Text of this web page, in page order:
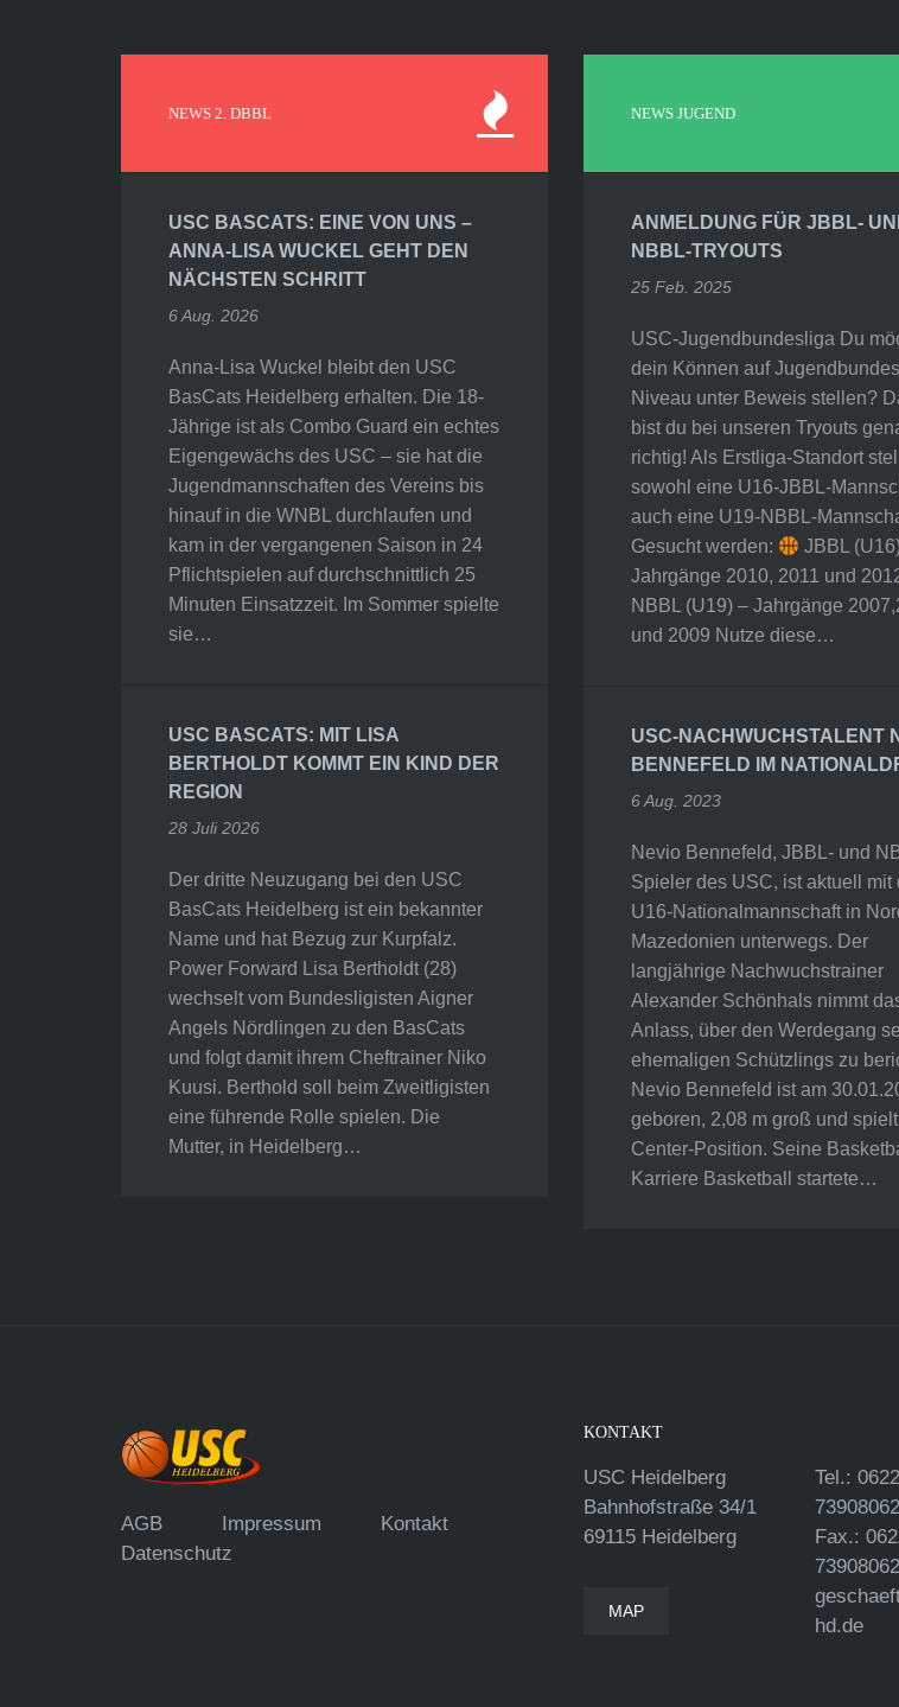
NEWS 2. DBBL
USC BASCATS: EINE VON UNS –
ANNA-LISA WUCKEL GEHT DEN
NÄCHSTEN SCHRITT
6 Aug. 2026
Anna-Lisa Wuckel bleibt den USC
BasCats Heidelberg erhalten. Die 18-
Jährige ist als Combo Guard ein echtes
Eigengewächs des USC – sie hat die
Jugendmannschaften des Vereins bis
hinauf in die WNBL durchlaufen und
kam in der vergangenen Saison in 24
Pflichtspielen auf durchschnittlich 25
Minuten Einsatzzeit. Im Sommer spielte
sie…
USC BASCATS: MIT LISA
BERTHOLDT KOMMT EIN KIND DER
REGION
28 Juli 2026
Der dritte Neuzugang bei den USC
BasCats Heidelberg ist ein bekannter
Name und hat Bezug zur Kurpfalz.
Power Forward Lisa Bertholdt (28)
wechselt vom Bundesligisten Aigner
Angels Nördlingen zu den BasCats
und folgt damit ihrem Cheftrainer Niko
Kuusi. Berthold soll beim Zweitligisten
eine führende Rolle spielen. Die
Mutter, in Heidelberg…
NEWS JUGEND
ANMELDUNG FÜR JBBL-
NBBL-TRYOUTS
25 Feb. 2025
USC-Jugendbundesliga Du
dein Können auf
Niveau unter Beweis stellen?
bist du bei unseren Tryouts
richtig! Als Erstliga-Standort
sowohl eine U16-JBBL-
auch eine U19-NBBL-
Gesucht werden:
JBBL
Jahrgänge 2010, 2011 und
NBBL (U19) – Jahrgänge
und 2009 Nutze diese…
USC-NACHWUCHSTALENT
BENNEFELD IM
6 Aug. 2023
Nevio Bennefeld, JBBL- und
Spieler des USC, ist aktuell mit
U16-Nationalmannschaft in
Mazedonien unterwegs. Der
langjährige Nachwuchstrainer
Alexander Schönhals nimmt
Anlass, über den Werdegang
ehemaligen Schützlings zu
Nevio Bennefeld ist am
geboren, 2,08 m groß und
Center-Position. Seine
Karriere Basketball startete…
AGB Impressum
Kontakt
Datenschutz
KONTAKT
USC Heidelberg
Bahnhofstraße 34/1
69115 Heidelberg
MAP
Tel.:
Fax.:
hd.de